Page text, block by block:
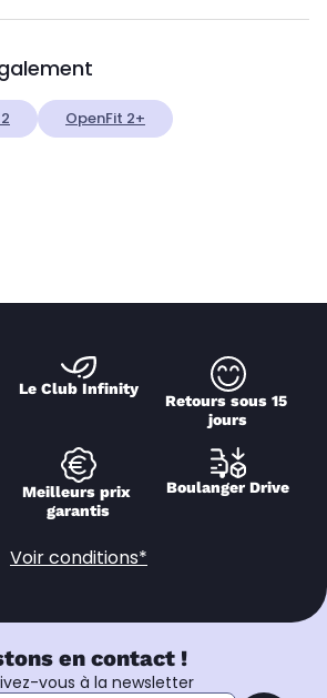
OpenFit 2+
Le Club Infinity
Retours sous 15
jours
Meilleurs prix
garantis
Boulanger Drive
Voir conditions*
en contact !
vous à la newsletter